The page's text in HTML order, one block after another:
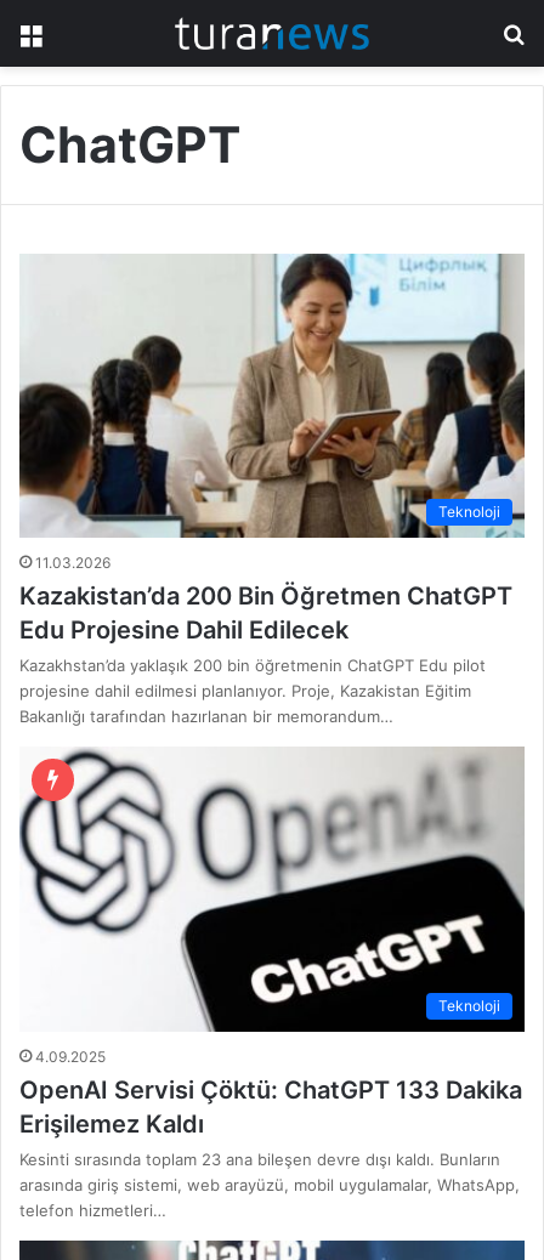
ChatGPT
Teknoloji
11.03.2026
Kazakistan’da 200 Bin Öğretmen ChatGPT
Edu Projesine Dahil Edilecek
Kazakhstan’da yaklaşık 200 bin öğretmenin ChatGPT Edu pilot
projesine dahil edilmesi planlanıyor. Proje, Kazakistan Eğitim
Bakanlığı tarafından hazırlanan bir memorandum…
Teknoloji
4.09.2025
OpenAI Servisi Çöktü: ChatGPT 133 Dakika
Erişilemez Kaldı
Kesinti sırasında toplam 23 ana bileşen devre dışı kaldı. Bunların
arasında giriş sistemi, web arayüzü, mobil uygulamalar, WhatsApp,
telefon hizmetleri…